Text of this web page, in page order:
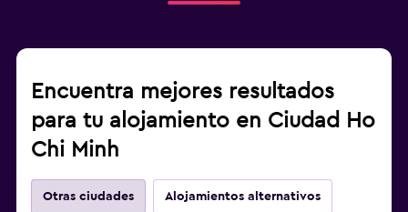
Encuentra mejores resultados
para tu alojamiento en Ciudad Ho
Chi Minh
Otras ciudades Alojamientos alternativos